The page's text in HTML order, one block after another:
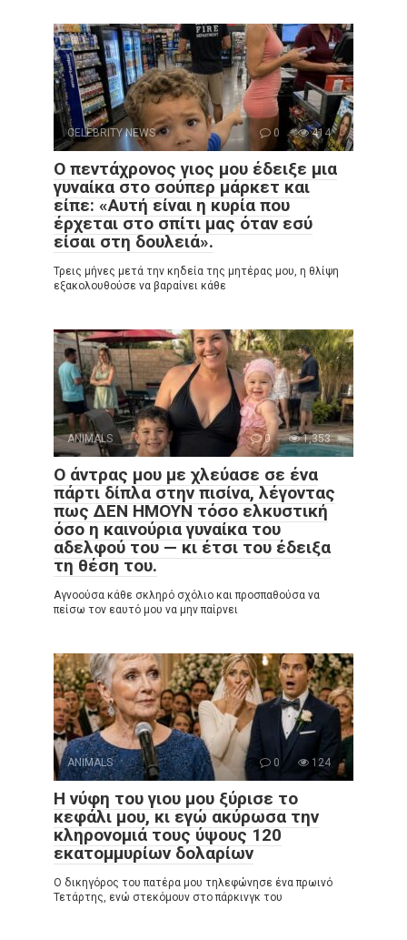
CELEBRITY NEWS 0 414
Ο πεντάχρονος γιος μου έδειξε μια
γυναίκα στο σούπερ μάρκετ και
είπε: «Αυτή είναι η κυρία που
έρχεται στο σπίτι μας όταν εσύ
είσαι στη δουλειά».
Τρεις μήνες μετά την κηδεία της μητέρας μου, η θλίψη
εξακολουθούσε να βαραίνει κάθε
ANIMALS 0 1,353
Ο άντρας μου με χλεύασε σε ένα
πάρτι δίπλα στην πισίνα, λέγοντας
πως ΔΕΝ ΗΜΟΥΝ τόσο ελκυστική
όσο η καινούρια γυναίκα του
αδελφού του — κι έτσι του έδειξα
τη θέση του.
Αγνοούσα κάθε σκληρό σχόλιο και προσπαθούσα να
πείσω τον εαυτό μου να μην παίρνει
ANIMALS 0 124
Η νύφη του γιου μου ξύρισε το
κεφάλι μου, κι εγώ ακύρωσα την
κληρονομιά τους ύψους 120
εκατομμυρίων δολαρίων
Ο δικηγόρος του πατέρα μου τηλεφώνησε ένα πρωινό
Τετάρτης, ενώ στεκόμουν στο πάρκινγκ του